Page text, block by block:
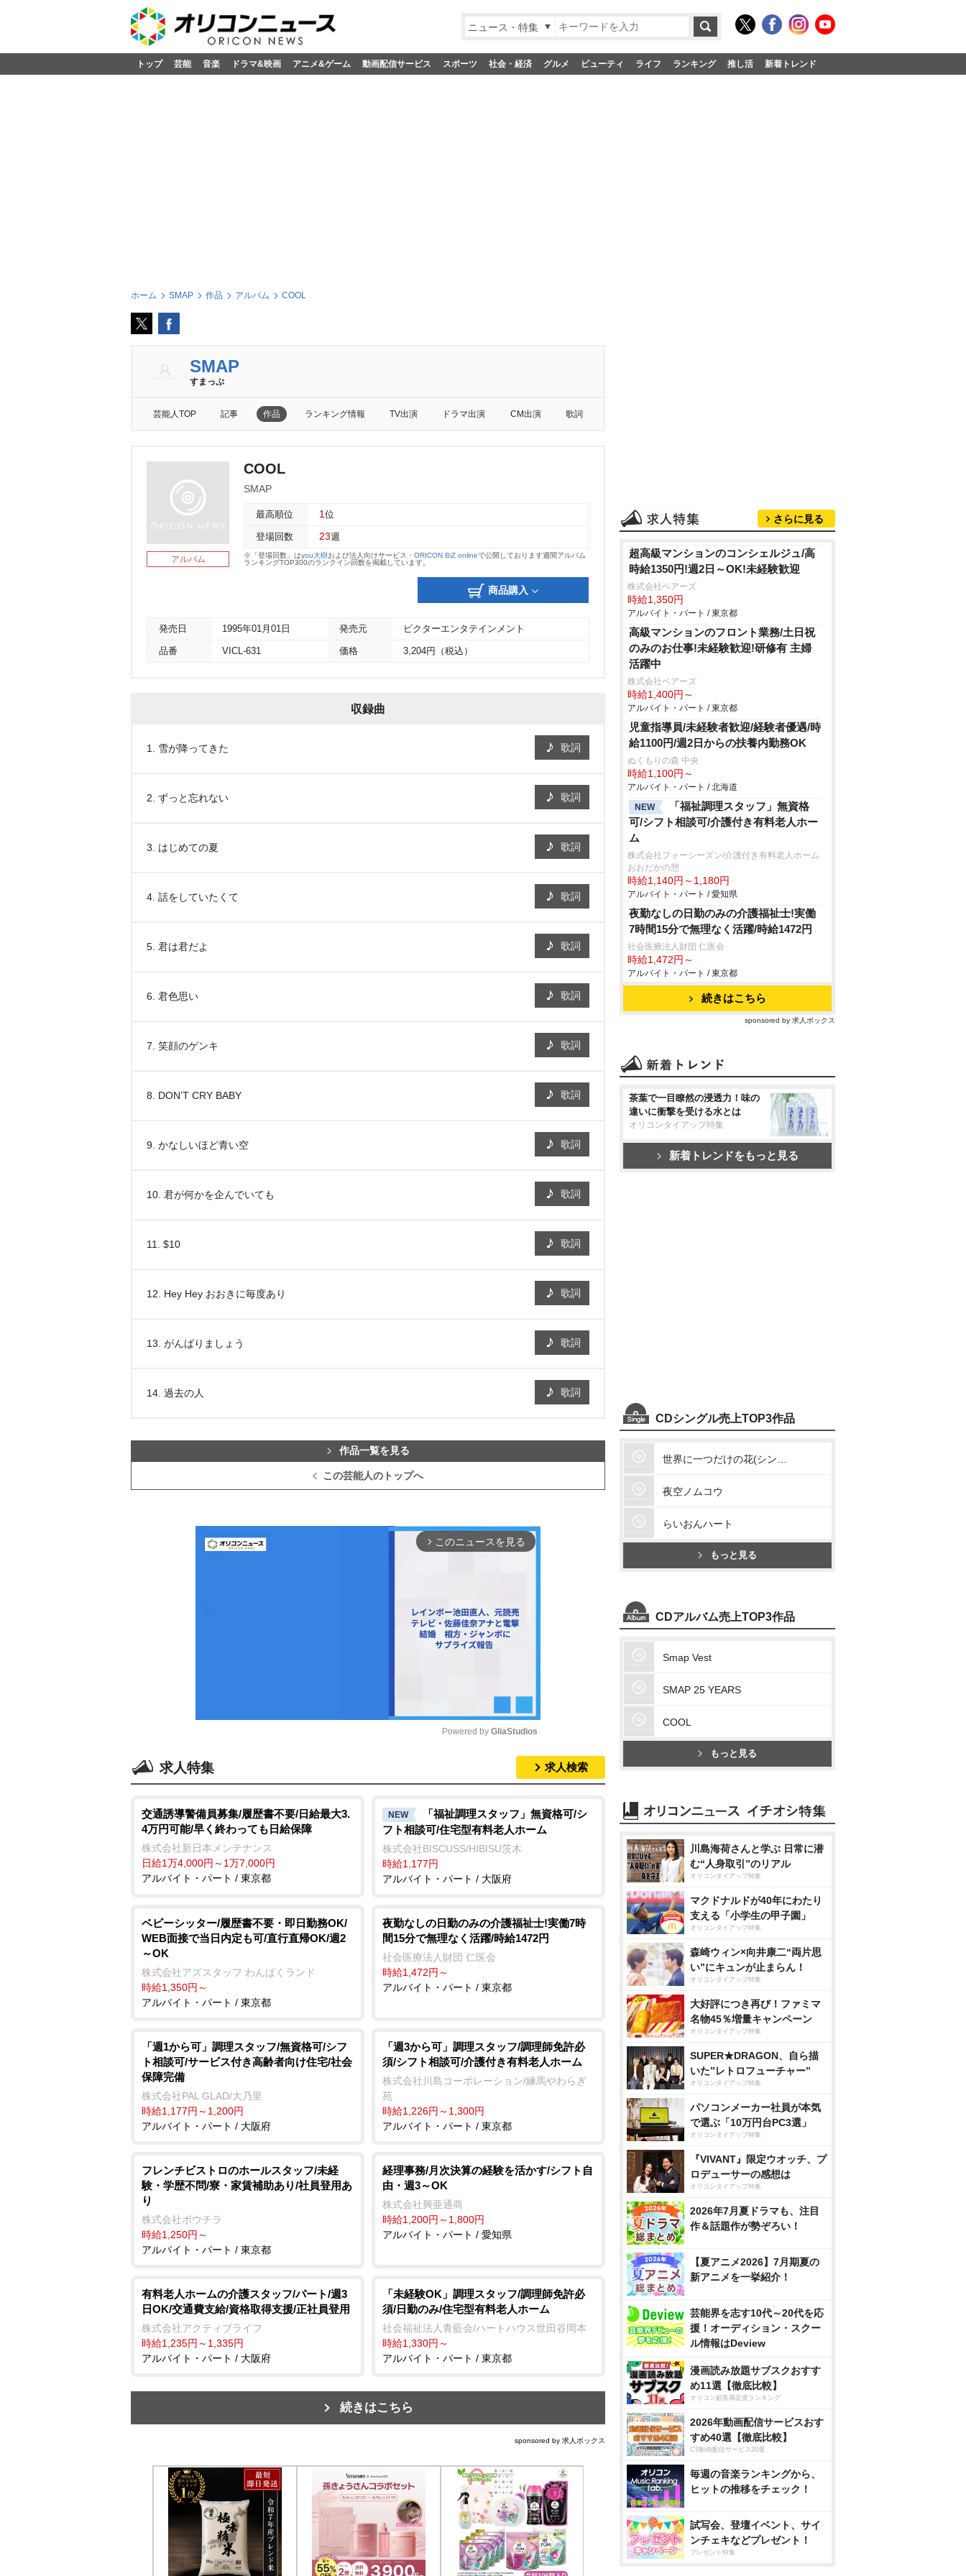
ニュース・特集
トップ 芸能 音楽 ドラマ&映画 アニメ&ゲーム 動画配信サービス スポーツ 社会・経済 グルメ ビューティ ライフ ランキング 推し活 新着トレンド
ホーム SMAP 作品 アルバム COOL
SMAP
すまっぷ
芸能人TOP 記事 作品 ランキング情報 TV出演 ドラマ出演 CM出演 歌詞
アルバム
COOL
SMAP
最高順位 1 位
登場回数 23週
※「登場回数」はyou大樹および法人向けサービス・ ORICON BiZ onlineで公開しております週間アルバム
ランキングTOP300のランクイン回数を掲載しています。
商品購入
発売日 1995年01月01日 発売元 ビクターエンタテインメント
品番 VICL-631 価格 3,204円（税込）
収録曲
1. 雪が降ってきた 歌詞
2. ずっと忘れない 歌詞
3. はじめての夏 歌詞
4. 話をしていたくて 歌詞
5. 君は君だよ 歌詞
6. 君色思い 歌詞
7. 笑顔のゲンキ 歌詞
8. DON’T CRY BABY 歌詞
9. かなしいほど青い空 歌詞
10. 君が何かを企んでいても 歌詞
11. $10 歌詞
12. Hey Hey おおきに毎度あり 歌詞
13. がんばりましょう 歌詞
14. 過去の人 歌詞
作品一覧を見る
この芸能人のトップへ
arrow_forward_ios このニュースを見る
t
e
Powered by GliaStudios
求人特集 求人検索
交通誘導警備員募集/履歴書不要/日給最大3.
4万円可能/早く終わっても日給保障
株式会社新日本メンテナンス
日給1万4,000円～1万7,000円
アルバイト・パート / 東京都
NEW
「福祉調理スタッフ」無資格可/シ
フト相談可/住宅型有料老人ホーム
株式会社BISCUSS/HIBISU茨木
時給1,177円
アルバイト・パート / 大阪府
ベビーシッター/履歴書不要・即日勤務OK/
WEB面接で当日内定も可/直行直帰OK/週2
～OK
株式会社アズスタッフ わんぱくランド
時給1,350円～
アルバイト・パート / 東京都
夜勤なしの日勤のみの介護福祉士!実働7時
間15分で無理なく活躍/時給1472円
社会医療法人財団 仁医会
時給1,472円～
アルバイト・パート / 東京都
「週1から可」調理スタッフ/無資格可/シフ
ト相談可/サービス付き高齢者向け住宅/社会
保障完備
株式会社PAL GLAD/大乃里
時給1,177円～1,200円
アルバイト・パート / 大阪府
「週3から可」調理スタッフ/調理師免許必
須/シフト相談可/介護付き有料老人ホーム
株式会社川島コーポレーション/練馬やわらぎ
苑
時給1,226円～1,300円
アルバイト・パート / 東京都
フレンチビストロのホールスタッフ/未経
験・学歴不問/寮・家賃補助あり/社員登用あ
り
株式会社ボウチラ
時給1,250円～
アルバイト・パート / 東京都
経理事務/月次決算の経験を活かす/シフト自
由・週3～OK
株式会社興亜通商
時給1,200円～1,800円
アルバイト・パート / 愛知県
有料老人ホームの介護スタッフ/パート/週3
日OK/交通費支給/資格取得支援/正社員登用
株式会社アクティブライフ
時給1,235円～1,335円
アルバイト・パート / 大阪府
「未経験OK」調理スタッフ/調理師免許必
須/日勤のみ/住宅型有料老人ホーム
社会福祉法人青藍会/ハートハウス世田谷岡本
時給1,330円～
アルバイト・パート / 東京都
続きはこちら
sponsored by 求人ボックス
さらに見る
超高級マンションのコンシェルジュ/高
時給1350円!週2日～OK!未経験歓迎
株式会社ベアーズ
時給1,350円
アルバイト・パート / 東京都
⾼級マンションのフロント業務/土日祝
のみのお仕事!未経験歓迎!研修有 主婦
活躍中
株式会社ベアーズ
時給1,400円～
アルバイト・パート / 東京都
児童指導員/未経験者歓迎/経験者優遇/時
給1100円/週2日からの扶養内勤務OK
ぬくもりの森 中央
時給1,100円～
アルバイト・パート / 北海道
NEW
「福祉調理スタッフ」無資格
可/シフト相談可/介護付き有料老人ホー
ム
株式会社フォーシーズン/介護付き有料老人ホーム
おおだかの憩
時給1,140円～1,180円
アルバイト・パート / 愛知県
夜勤なしの日勤のみの介護福祉士!実働
7時間15分で無理なく活躍/時給1472円
社会医療法人財団 仁医会
時給1,472円～
アルバイト・パート / 東京都
続きはこちら
sponsored by 求人ボックス
茶葉で一目瞭然の浸透力！味の
違いに衝撃を受ける水とは
オリコンタイアップ特集
新着トレンドをもっと見る
CDシングル売上TOP3作品
夜空ノムコウ
らいおんハート
もっと見る
CDアルバム売上TOP3作品
Smap Vest
SMAP 25 YEARS
COOL
もっと見る
川島海荷さんと学ぶ 日常に潜
む“人身取引”のリアル
オリコンタイアップ特集
マクドナルドが40年にわたり
支える「小学生の甲子園」
オリコンタイアップ特集
森崎ウィン×向井康二“両片思
い”にキュンが止まらん！
オリコンタイアップ特集
大好評につき再び！ファミマ
名物45％増量キャンペーン
オリコンタイアップ特集
SUPER★DRAGON、自ら描
いた”レトロフューチャー”
オリコンタイアップ特集
パソコンメーカー社員が本気
で選ぶ「10万円台PC3選」
オリコンタイアップ特集
『VIVANT』限定ウオッチ、プ
ロデューサーの感想は
オリコンタイアップ特集
2026年7月夏ドラマも、注目
作＆話題作が勢ぞろい！
【夏アニメ2026】7月期夏の
新アニメを一挙紹介！
芸能界を志す10代～20代を応
援！オーディション・スクー
ル情報はDeview
漫画読み放題サブスクおすす
め11選【徹底比較】
オリコン顧客満足度ランキング
2026年動画配信サービスおす
すめ40選【徹底比較】
CS動画配信サービス20選
毎週の音楽ランキングから、
ヒットの推移をチェック！
試写会、登壇イベント、サイ
ンチェキなどプレゼント！
プレゼント特集